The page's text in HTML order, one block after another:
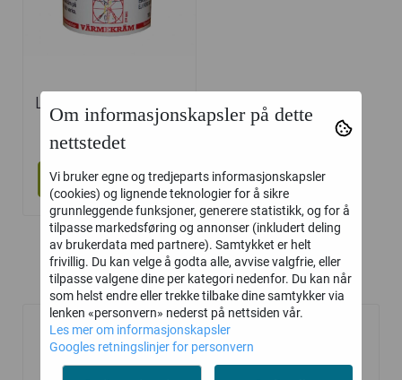
Linnex Varmekrem
359,-
Kjøp
Kunder kjøpte også
Om informasjonskapsler på dette
nettstedet
Vi bruker egne og tredjeparts informasjonskapsler
(cookies) og lignende teknologier for å sikre
grunnleggende funksjoner, generere statistikk, og for å
tilpasse markedsføring og annonser (inkludert deling
av brukerdata med partnere). Samtykket er helt
frivillig. Du kan velge å godta alle, avvise valgfrie, eller
tilpasse valgene dine per kategori nedenfor. Du kan når
som helst endre eller trekke tilbake dine samtykker via
lenken «personvern» nederst på nettsiden vår.
Les mer om informasjonskapsler
Googles retningslinjer for personvern